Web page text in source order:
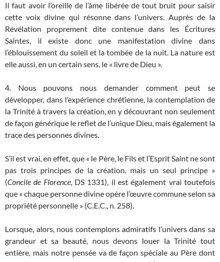
Il faut avoir l’oreille de l’âme libérée de tout bruit pour saisir
cette voix divine qui résonne dans l’univers. Auprès de la
Révélation proprement dite contenue dans les Écritures
Saintes, il existe donc une manifestation divine dans
l’éblouissement du soleil et la tombée de la nuit. La nature est
elle aussi, en un certain sens, le « livre de Dieu ».
4. Nous pouvons nous demander comment peut se
développer, dans l’expérience chrétienne, la contemplation de
la Trinité à travers la création, en y découvrant non seulement
de façon générique le reflet de l’unique Dieu, mais également la
trace des personnes divines.
S’il est vrai, en effet, que « le Père, le Fils et l’Esprit Saint ne sont
pas trois principes de la création, mais un seul principe »
(Concile de Florence, DS 1331), il est également vrai toutefois
que « chaque personne divine opère l’œuvre commune selon sa
propriété personnelle » (C.E.C., n. 258).
Lorsque, alors, nous contemplons admiratifs l’univers dans sa
grandeur et sa beauté, nous devons louer la Trinité tout
entière, mais notre pensée va de façon spéciale au Père dont